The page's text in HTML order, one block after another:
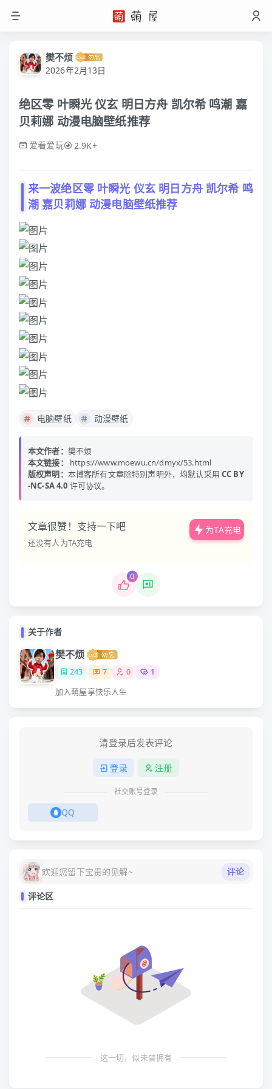
樊不烦
2026年2月13日
绝区零 叶瞬光 仪玄 明日方舟 凯尔希 鸣潮 嘉
贝莉娜 动漫电脑壁纸推荐
爱看爱玩 2.9K+
来一波绝区零叶瞬光 仪玄 明日方舟凯尔希 鸣
潮 嘉贝莉娜 动漫电脑壁纸推荐
电脑壁纸 动漫壁纸
本文作者： 樊不烦
本文链接：
https://www.moewu.cn/dmyx/53.html
版权声明： 本博客所有文章除特别声明外，均默认采用 CC BY
-NC-SA 4.0 许可协议。
文章很赞！支持一下吧
还没有人为TA充电
为TA充电
0
关于作者
樊不烦
243 7 0 1
加入萌屋享快乐人生
请登录后发表评论
登录 注册
社交账号登录
QQ
欢迎您留下宝贵的见解~ 评论
评论区
这一切，似未曾拥有